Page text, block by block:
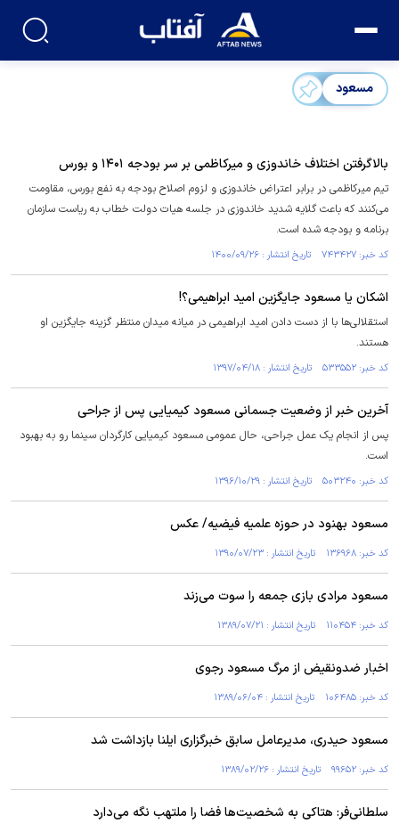
مسعود
بالاگرفتن اختلاف خاندوزی و میرکاظمی بر سر بودجه ۱۴۰۱ و بورس
تیم میرکاظمی در برابر اعتراض خاندوزی و لزوم اصلاح بودجه به نفع بورس، مقاومت
می‌کنند که باعث گلایه شدید خاندوزی در جلسه هیات دولت خطاب به ریاست سازمان
برنامه و بودجه شده است.
کد خبر: ۷۴۳۴۲۷ تاریخ انتشار : ۱۴۰۰/۰۹/۲۶
اشکان یا مسعود جایگزین امید ابراهیمی؟!
استقلالی‌ها با از دست دادن امید ابراهیمی در میانه میدان منتظر گزینه جایگزین او
هستند.
کد خبر: ۵۳۳۵۵۲ تاریخ انتشار : ۱۳۹۷/۰۴/۱۸
آخرین خبر از وضعیت جسمانی مسعود کیمیایی پس از جراحی
پس از انجام یک عمل جراحی، حال عمومی مسعود کیمیایی کارگردان سینما رو به بهبود
است.
کد خبر: ۵۰۳۲۴۰ تاریخ انتشار : ۱۳۹۶/۱۰/۲۹
مسعود بهنود در حوزه علمیه فیضیه/ عکس
کد خبر: ۱۳۶۹۶۸ تاریخ انتشار : ۱۳۹۰/۰۷/۲۳
مسعود مرادی بازی جمعه را سوت می‌زند
کد خبر: ۱۱۰۴۵۴ تاریخ انتشار : ۱۳۸۹/۰۷/۲۱
اخبار ضدونقيض از مرگ مسعود رجوی
کد خبر: ۱۰۶۴۸۵ تاریخ انتشار : ۱۳۸۹/۰۶/۰۴
مسعود حیدری، مدیرعامل سابق خبرگزاری ایلنا بازداشت شد
کد خبر: ۹۹۶۵۲ تاریخ انتشار : ۱۳۸۹/۰۲/۲۶
سلطانی‌فر: هتاکی به شخصیت‌ها فضا را ملتهب نگه می‌دارد